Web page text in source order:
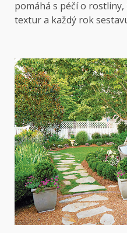
pomáhá s péčí o
textur a každý rok